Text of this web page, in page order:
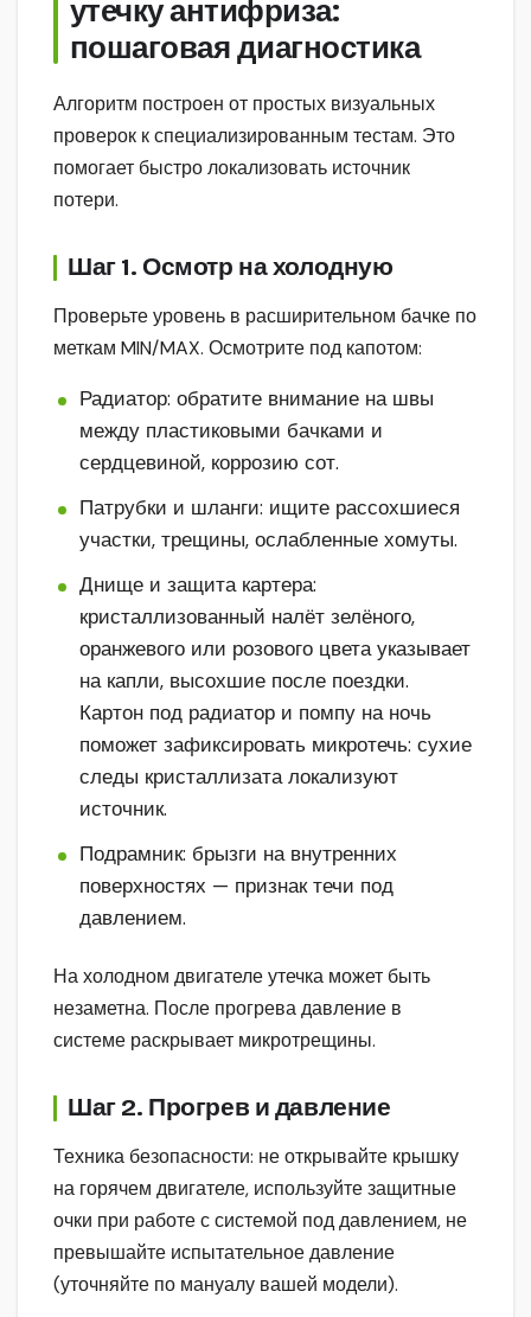
утечку антифриза:
пошаговая диагностика
Алгоритм построен от простых визуальных
проверок к специализированным тестам. Это
помогает быстро локализовать источник
потери.
Шаг 1. Осмотр на холодную
Проверьте уровень в расширительном бачке по
меткам MIN/MAX. Осмотрите под капотом:
Радиатор: обратите внимание на швы
между пластиковыми бачками и
сердцевиной, коррозию сот.
Патрубки и шланги: ищите рассохшиеся
участки, трещины, ослабленные хомуты.
Днище и защита картера:
кристаллизованный налёт зелёного,
оранжевого или розового цвета указывает
на капли, высохшие после поездки.
Картон под радиатор и помпу на ночь
поможет зафиксировать микротечь: сухие
следы кристаллизата локализуют
источник.
Подрамник: брызги на внутренних
поверхностях — признак течи под
давлением.
На холодном двигателе утечка может быть
незаметна. После прогрева давление в
системе раскрывает микротрещины.
Шаг 2. Прогрев и давление
Техника безопасности: не открывайте крышку
на горячем двигателе, используйте защитные
очки при работе с системой под давлением, не
превышайте испытательное давление
(уточняйте по мануалу вашей модели).